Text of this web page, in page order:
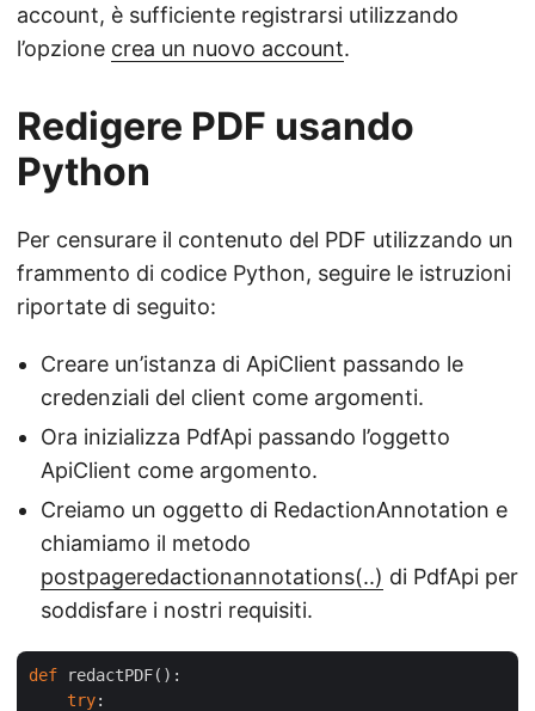
account, è sufficiente registrarsi utilizzando
l’opzione crea un nuovo account.
Redigere PDF usando
Python
Per censurare il contenuto del PDF utilizzando un
frammento di codice Python, seguire le istruzioni
riportate di seguito:
Creare un’istanza di ApiClient passando le
credenziali del client come argomenti.
Ora inizializza PdfApi passando l’oggetto
ApiClient come argomento.
Creiamo un oggetto di RedactionAnnotation e
chiamiamo il metodo
postpageredactionannotations(..) di PdfApi per
soddisfare i nostri requisiti.
def redactPDF():
try: